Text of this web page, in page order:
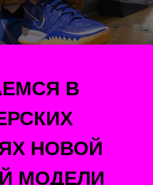
В
НОВОЙ
МОДЕЛИ